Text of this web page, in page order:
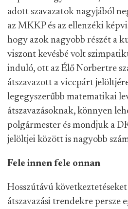
adott szavazatok nagyjából
az MKKP és az ellenzéki
hogy azok nagyobb részét a
viszont kevésbé volt
induló, ott az Élő Norbertre
átszavazott a viccpárt
legegyszerűbb matematikai
átszavazásoknak, könnyen
polgármester és mondjuk a
jelöltjei között is nagyobb
Fele innen fele onnan
Hosszútávú
átszavazási trendekre persze